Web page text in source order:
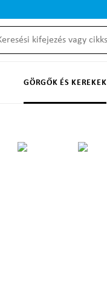
GÖRGŐK ÉS KEREKEK